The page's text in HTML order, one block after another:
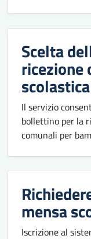
Scelta
ricezione
Il servizio
bollettino per la
comunali per
mensa
Iscrizione al